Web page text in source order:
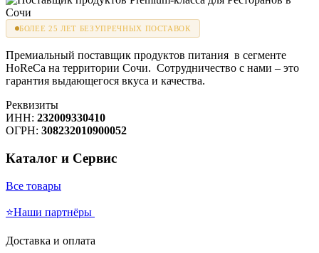
БОЛЕЕ 25 ЛЕТ БЕЗУПРЕЧНЫХ ПОСТАВОК
Премиальный поставщик продуктов питания в сегменте
HoReCa на территории Сочи. Сотрудничество с нами – это
гарантия выдающегося вкуса и качества.
Реквизиты
ИНН: 232009330410
ОГРН: 308232010900052
Каталог и Сервис
Все товары
⭐Наши партнёры
Доставка и оплата